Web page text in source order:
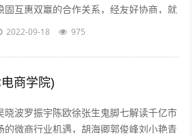
固互惠双赢的合作关系，经友好协商，就
体合作事宜达成如下协议一合作期限，本
2022-09-18 975
商学院)
晓波罗振宇陈欧徐张生鬼脚七解读千亿市
的微商行业机遇，胡海卿郭俊峰刘小艳青